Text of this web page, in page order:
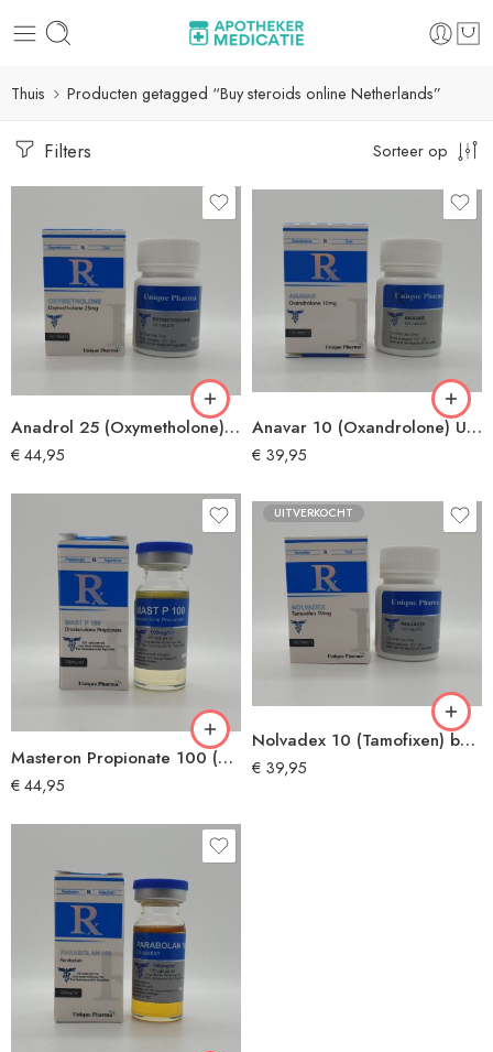
Thuis Producten getagged “Buy steroids online Netherlands”
Filters Sorteer op
Anadrol 25 (Oxymetholone) by UNIQUE PHARMA
€44,95
Anavar 10 (Oxandrolone) UNIQUE PHARMA
€ 39,95
Masteron Propionate 100 (Drostanolone Propionate) by UNIQUE PHARMA®
€44,95
UITVERKOCHT
Nolvadex 10 (Tamofixen) by UNIQUE PHARMA®
€ 39,95